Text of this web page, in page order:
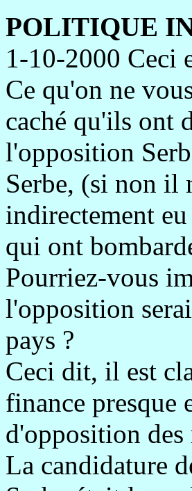
POLITIQUE
1-10-2000 Ceci
Ce qu'on ne
caché qu'ils ont
l'opposition
Serbe, (si non il
indirectement
qui ont
Pourriez-vous
l'opposition
pays ?
Ceci dit, il est
finance presque
d'opposition des
La candidature